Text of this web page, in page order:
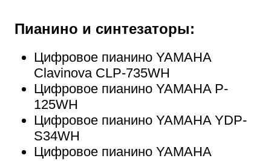
Пианино и синтезаторы:
Цифровое пианино YAMAHA
Clavinova CLP-735WH
Цифровое пианино YAMAHA P-
125WH
Цифровое пианино YAMAHA YDP-
S34WH
Цифровое пианино YAMAHA